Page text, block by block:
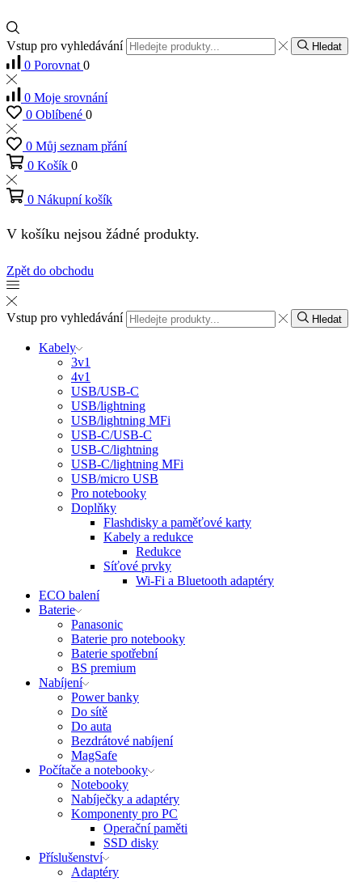
Vstup pro vyhledávání Hledat
0 Porovnat 0
0 Moje srovnání
0 Oblíbené 0
0 Můj seznam přání
0 Košík 0
0 Nákupní košík
V košíku nejsou žádné produkty.
Zpět do obchodu
Vstup pro vyhledávání Hledat
Kabely
3v1
4v1
USB/USB-C
USB/lightning
USB/lightning MFi
USB-C/USB-C
USB-C/lightning
USB-C/lightning MFi
USB/micro USB
Pro notebooky
Doplňky
Flashdisky a paměťové karty
Kabely a redukce
Redukce
Síťové prvky
Wi-Fi a Bluetooth adaptéry
ECO balení
Baterie
Panasonic
Baterie pro notebooky
Baterie spotřební
BS premium
Nabíjení
Power banky
Do sítě
Do auta
Bezdrátové nabíjení
MagSafe
Počítače a notebooky
Notebooky
Nabíječky a adaptéry
Komponenty pro PC
Operační paměti
SSD disky
Příslušenství
Adaptéry